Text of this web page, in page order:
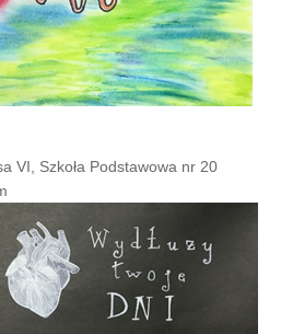
VI, Szkoła Podstawowa nr 20